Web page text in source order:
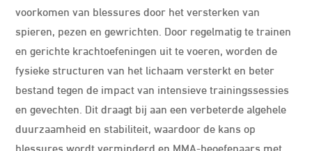
voorkomen van blessures door het versterken van
spieren, pezen en gewrichten. Door regelmatig te trainen
en gerichte krachtoefeningen uit te voeren, worden de
fysieke structuren van het lichaam versterkt en beter
bestand tegen de impact van intensieve trainingssessies
en gevechten. Dit draagt bij aan een verbeterde algehele
duurzaamheid en stabiliteit, waardoor de kans op
blessures wordt verminderd en MMA-beoefenaars met